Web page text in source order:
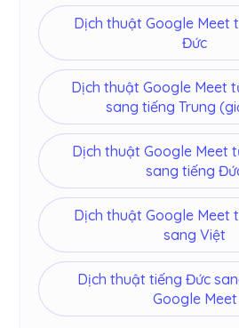
Dịch thuật Google Meet
Đức
Dịch thuật Google Meet
sang tiếng Trung
Dịch thuật Google Meet
sang tiếng
Dịch thuật Google Meet
sang Việt
Dịch thuật tiếng Đức
Google Meet